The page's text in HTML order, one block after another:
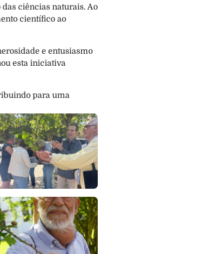
ciências naturais. Ao
científico ao
e entusiasmo
esta iniciativa
para uma